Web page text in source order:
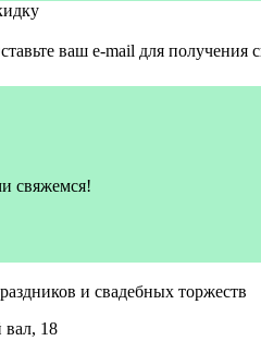
ваш e-mail для получения
свяжемся!
и свадебных торжеств
18